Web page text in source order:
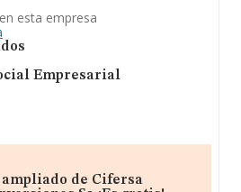
esta empresa
Empresarial
de Cifersa